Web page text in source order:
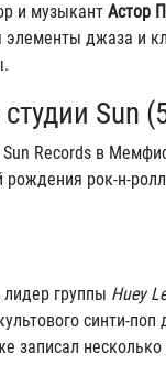
и музыкант Астор
джаза и
Sun
Records в
рок-н-
группы Huey
синти-поп
записал